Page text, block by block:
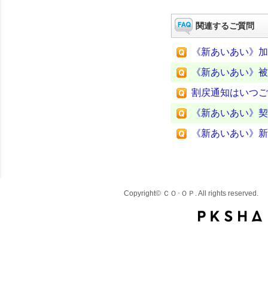
関連するご質問
《新あいあい》
《新あいあい》
割戻通知はいつ
《新あいあい》
《新あいあい》
Copyright© ＣＯ･ＯＰ. All rights reserved.